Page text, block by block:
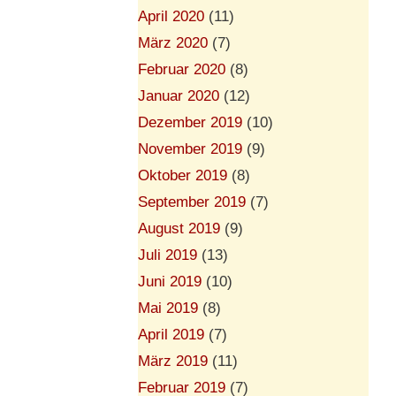
April 2020 (11)
März 2020 (7)
Februar 2020 (8)
Januar 2020 (12)
Dezember 2019 (10)
November 2019 (9)
Oktober 2019 (8)
September 2019 (7)
August 2019 (9)
Juli 2019 (13)
Juni 2019 (10)
Mai 2019 (8)
April 2019 (7)
März 2019 (11)
Februar 2019 (7)